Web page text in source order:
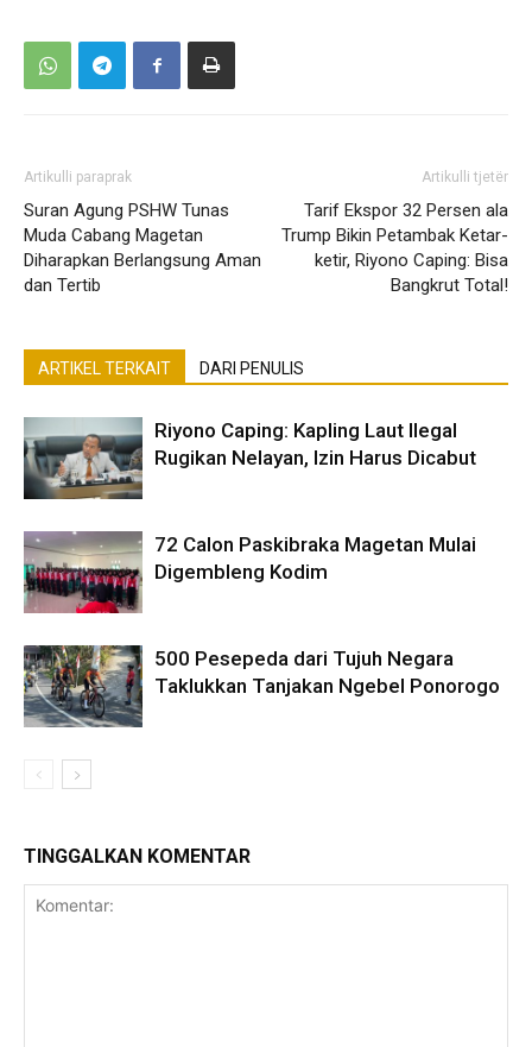
Artikulli paraprak
Suran Agung PSHW Tunas
Muda Cabang Magetan
Diharapkan Berlangsung Aman
dan Tertib
Artikulli tjetër
Tarif Ekspor 32 Persen ala
Trump Bikin Petambak Ketar-
ketir, Riyono Caping: Bisa
Bangkrut Total!
ARTIKEL TERKAIT DARI PENULIS
Riyono Caping: Kapling Laut Ilegal
Rugikan Nelayan, Izin Harus Dicabut
72 Calon Paskibraka Magetan Mulai
Digembleng Kodim
500 Pesepeda dari Tujuh Negara
Taklukkan Tanjakan Ngebel Ponorogo
TINGGALKAN KOMENTAR